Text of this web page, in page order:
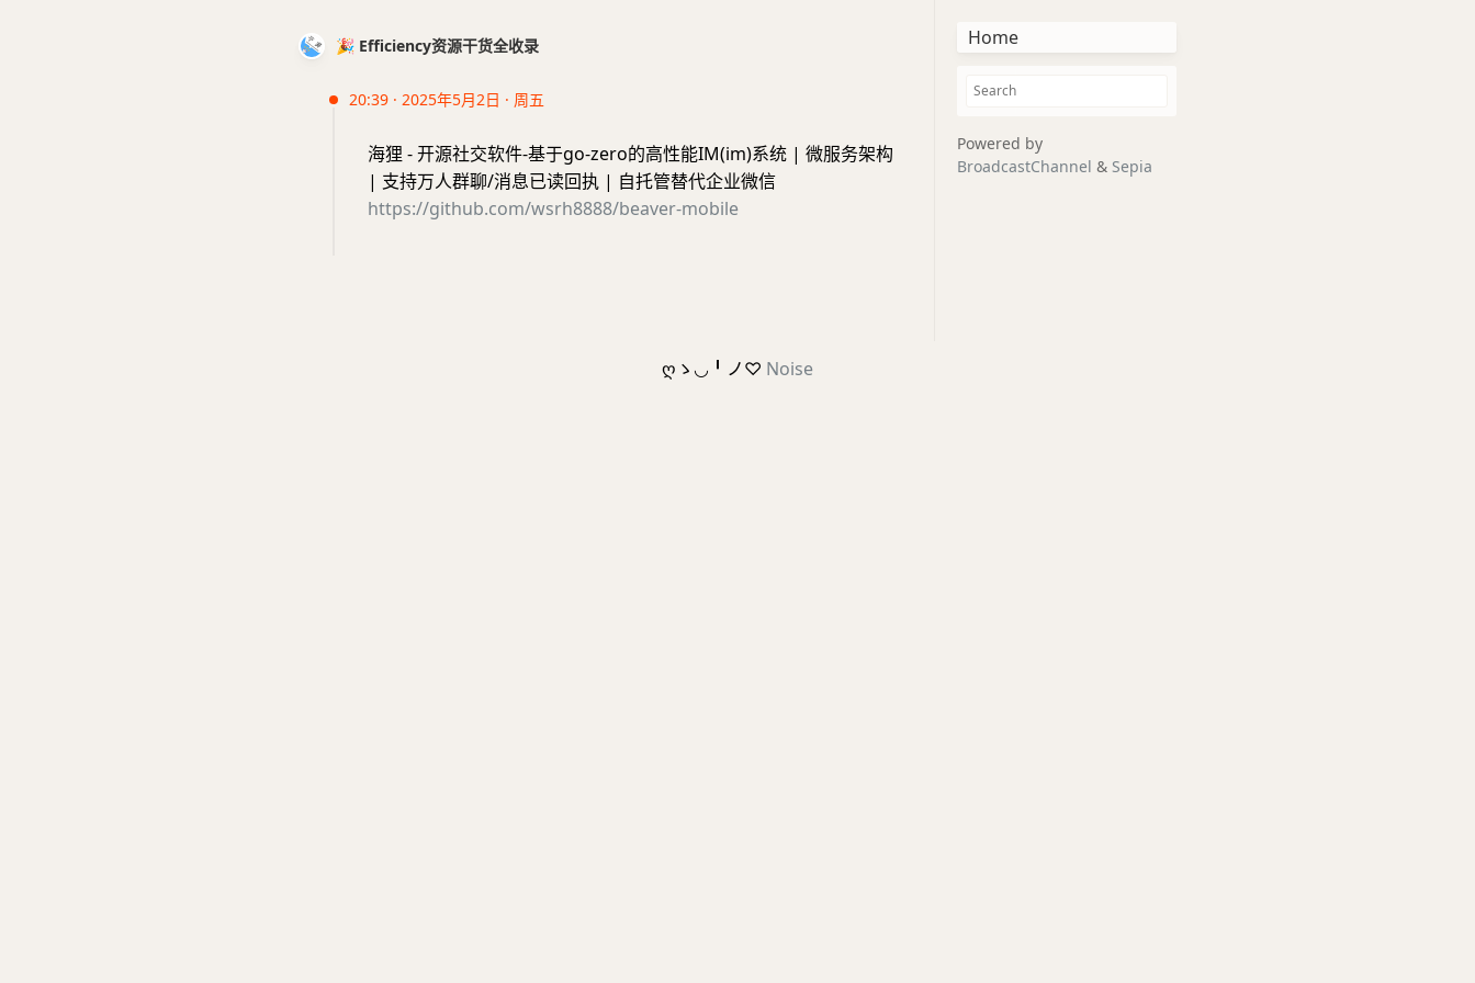
🎉 Efficiency资源干货全收录
20:39 · 2025年5月2日 · 周五
海狸 - 开源社交软件-基于go-zero的高性能IM(im)系统 | 微服务架构
| 支持万人群聊/消息已读回执 | 自托管替代企业微信
https://github.com/wsrh8888/beaver-mobile
Home
Powered by
BroadcastChannel & Sepia
ღゝ◡╹ノ♡ Noise